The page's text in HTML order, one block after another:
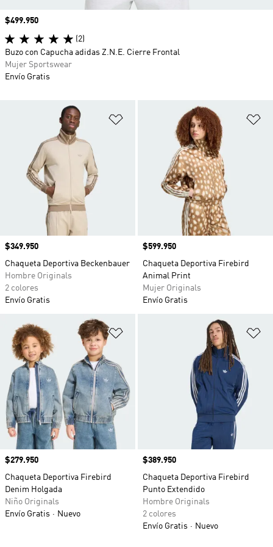
Añadir a la lista de deseos
Precio
$349.950
Chaqueta Deportiva Beckenbauer
Hombre Originals
2 colores
Envío Gratis
Precio
$599.950
Chaqueta Deportiva Firebird
Animal Print
Mujer Originals
Envío Gratis
Añadir a la lista de deseos
Precio
$279.950
Chaqueta Deportiva Firebird
Denim Holgada
Niño Originals
Envío Gratis
Nuevo
Precio
$389.950
Chaqueta Deportiva Firebird
Punto Extendido
Hombre Originals
2 colores
Envío Gratis
Nuevo
Precio
$499.950
(2)
Buzo con Capucha adidas Z.N.E. Cierre Frontal
Mujer Sportswear
Envío Gratis